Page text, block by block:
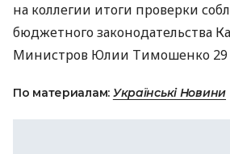
на коллегии итоги проверки
бюджетного законодательства
Министров Юлии Тимошенко 29
По материалам: Українські Новини